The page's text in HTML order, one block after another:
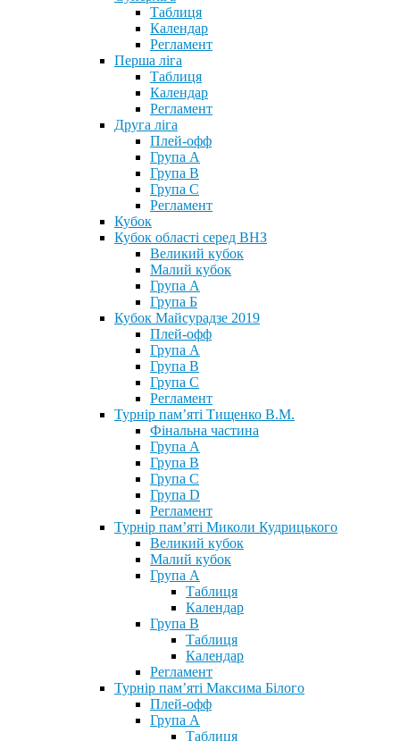
Таблиця
Календар
Регламент
Перша ліга
Таблиця
Календар
Регламент
Друга ліга
Плей-офф
Група А
Група В
Група С
Регламент
Кубок
Кубок області серед ВНЗ
Великий кубок
Малий кубок
Група А
Група Б
Кубок Майсурадзе 2019
Плей-офф
Група А
Група В
Група С
Регламент
Турнір пам’яті Тищенко В.М.
Фінальна частина
Група А
Група В
Група С
Група D
Регламент
Турнір пам’яті Миколи Кудрицького
Великий кубок
Малий кубок
Група А
Таблиця
Календар
Група В
Таблиця
Календар
Регламент
Турнір пам’яті Максима Білого
Плей-офф
Група А
Таблиця